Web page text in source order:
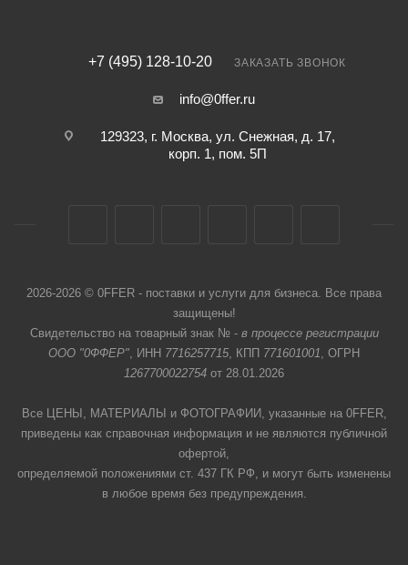
+7 (495) 128-10-20 ЗАКАЗАТЬ ЗВОНОК
info@0ffer.ru
129323, г. Москва, ул. Снежная, д. 17,
корп. 1, пом. 5П
2026-2026 © 0FFER - поставки и услуги для бизнеса. Все права
защищены!
Свидетельство на товарный знак № - в процессе регистрации
ООО "0ФФЕР", ИНН 7716257715, КПП 771601001, ОГРН
1267700022754 от 28.01.2026
Все ЦЕНЫ, МАТЕРИАЛЫ и ФОТОГРАФИИ, указанные на 0FFER,
приведены как справочная информация и не являются публичной
офертой,
определяемой положениями ст. 437 ГК РФ, и могут быть изменены
в любое время без предупреждения.